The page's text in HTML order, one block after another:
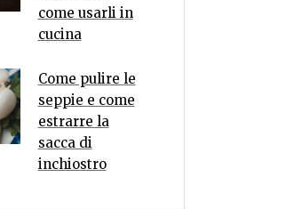
come usarli in
cucina
Come pulire le
seppie e come
estrarre la
sacca di
inchiostro